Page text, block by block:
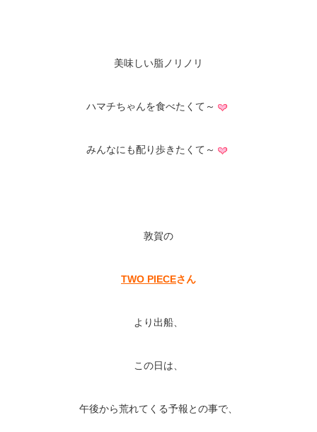
美味しい脂ノリノリ
ハマチちゃんを食べたくて～
みんなにも配り歩きたくて～
敦賀の
TWO PIECEさん
より出船、
この日は、
午後から荒れてくる予報との事で、